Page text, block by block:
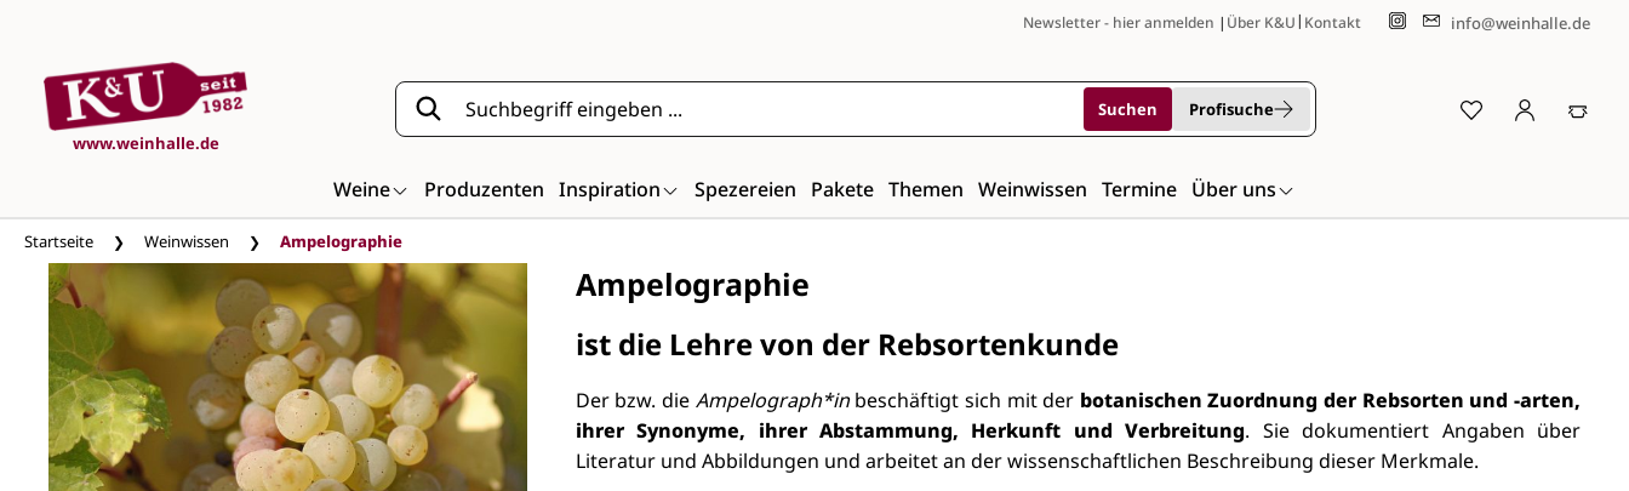
Newsletter - hier anmelden | Über K&U| Kontakt info@weinhalle.de
www.weinhalle.de
Suchen Profisuche
Weine Produzenten Inspiration Spezereien Pakete Themen Weinwissen Termine Über uns
Startseite Weinwissen Ampelographie
Ampelographie
ist die Lehre von der Rebsortenkunde
Der bzw. die Ampelograph*inbeschäftigt sich mit der botanischen Zuordnung der Rebsorten und -arten,
ihrer Synonyme, ihrer Abstammung, Herkunft und Verbreitung. Sie dokumentiert Angaben über
Literatur und Abbildungen und arbeitet an der wissenschaftlichen Beschreibung dieser Merkmale.